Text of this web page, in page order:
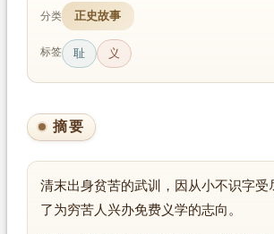
分类 正史故事
标签 耻 义
摘要
清末出身贫苦的武训，因从小不识字受
了为穷苦人兴办免费义学的志向。